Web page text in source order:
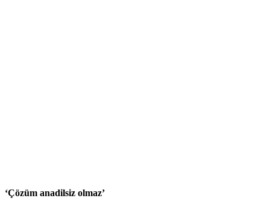
‘Çözüm anadilsiz olmaz’